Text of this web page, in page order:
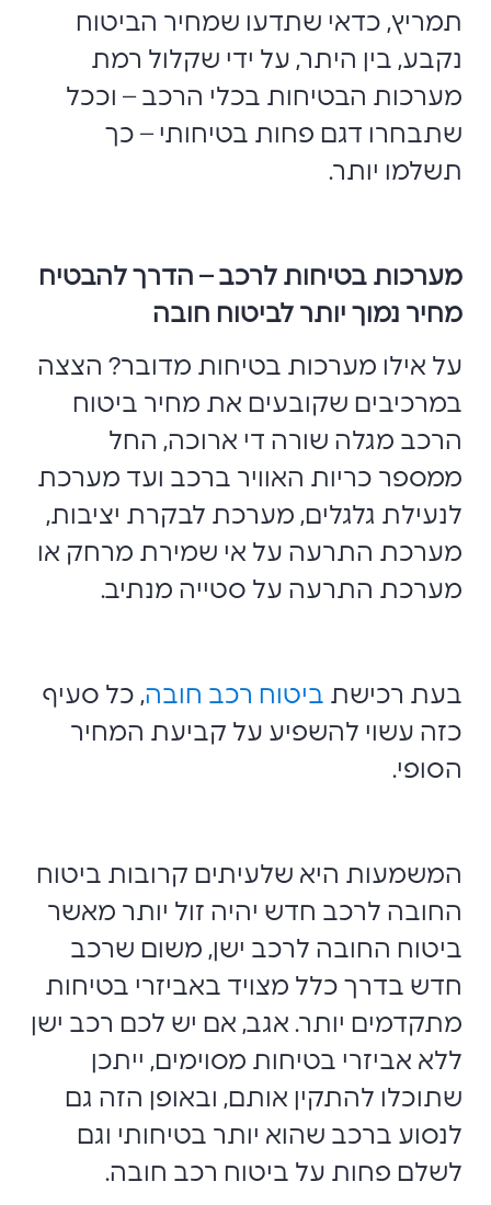
תמריץ, כדאי שתדעו שמחיר הביטוח
נקבע, בין היתר, על ידי שקלול רמת
מערכות הבטיחות בכלי הרכב – וככל
שתבחרו דגם פחות בטיחותי – כך
תשלמו יותר.
מערכות בטיחות לרכב – הדרך להבטיח
מחיר נמוך יותר לביטוח חובה
על אילו מערכות בטיחות מדובר? הצצה
במרכיבים שקובעים את מחיר ביטוח
הרכב מגלה שורה די ארוכה, החל
ממספר כריות האוויר ברכב ועד מערכת
לנעילת גלגלים, מערכת לבקרת יציבות,
מערכת התרעה על אי שמירת מרחק או
מערכת התרעה על סטייה מנתיב.
בעת רכישת ביטוח רכב חובה, כל סעיף
כזה עשוי להשפיע על קביעת המחיר
הסופי.
המשמעות היא שלעיתים קרובות ביטוח
החובה לרכב חדש יהיה זול יותר מאשר
ביטוח החובה לרכב ישן, משום שרכב
חדש בדרך כלל מצויד באביזרי בטיחות
מתקדמים יותר. אגב, אם יש לכם רכב ישן
ללא אביזרי בטיחות מסוימים, ייתכן
שתוכלו להתקין אותם, ובאופן הזה גם
לנסוע ברכב שהוא יותר בטיחותי וגם
לשלם פחות על ביטוח רכב חובה.